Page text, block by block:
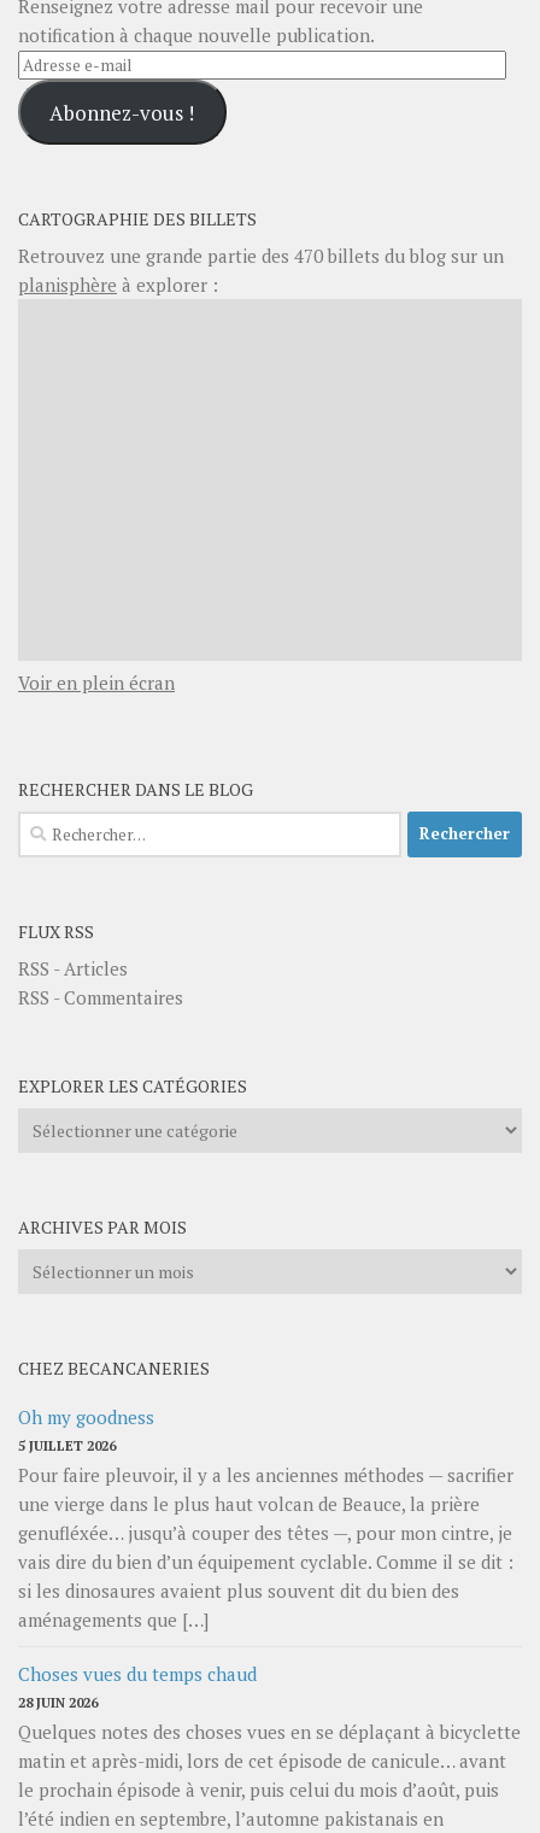
Renseignez votre adresse mail pour recevoir une
notification à chaque nouvelle publication.
Adresse
e-
mailAbonnez-vous !
CARTOGRAPHIE DES BILLETS
Retrouvez une grande partie des 470billets du blog sur un
planisphère à explorer :
Voir en plein écran
RECHERCHER DANS LE BLOG
Rechercher :
FLUX RSS
RSS - Articles
RSS - Commentaires
EXPLORER LES CATÉGORIES
Explorer
ARCHIVES PAR MOIS
Archives
CHEZ BECANCANERIES
Oh my goodness
5 JUILLET 2026
Pour faire pleuvoir, il y a les anciennes méthodes — sacrifier
une vierge dans le plus haut volcan de Beauce, la prière
genufléxée… jusqu’à couper des têtes —, pour mon cintre, je
vais dire du bien d’un équipement cyclable. Comme il se dit :
si les dinosaures avaient plus souvent dit du bien des
aménagements que […]
Choses vues du temps chaud
28 JUIN 2026
Quelques notes des choses vues en se déplaçant à bicyclette
matin et après-midi, lors de cet épisode de canicule… avant
le prochain épisode à venir, puis celui du mois d’août, puis
l’été indien en septembre, l’automne pakistanais en